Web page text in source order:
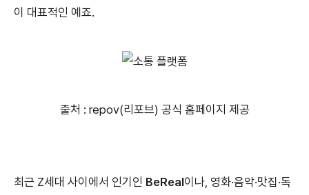
이 대표적인 예죠.
출처 : repov(리포브) 공식 홈페이지 제공
최근 Z세대 사이에서 인기인 BeReal이나, 영화·음악·맛집·독